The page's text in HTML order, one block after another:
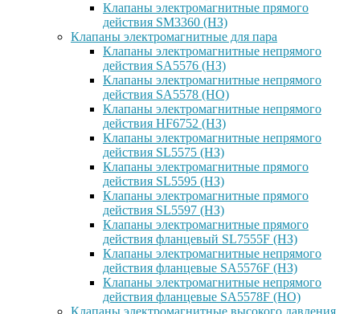
Клапаны электромагнитные прямого
действия SM3360 (НЗ)
Клапаны электромагнитные для пара
Клапаны электромагнитные непрямого
действия SA5576 (НЗ)
Клапаны электромагнитные непрямого
действия SA5578 (НО)
Клапаны электромагнитные непрямого
действия HF6752 (НЗ)
Клапаны электромагнитные непрямого
действия SL5575 (НЗ)
Клапаны электромагнитные прямого
действия SL5595 (НЗ)
Клапаны электромагнитные прямого
действия SL5597 (НЗ)
Клапаны электромагнитные прямого
действия фланцевый SL7555F (НЗ)
Клапаны электромагнитные непрямого
действия фланцевые SA5576F (НЗ)
Клапаны электромагнитные непрямого
действия фланцевые SA5578F (НО)
Клапаны электромагнитные высокого давления